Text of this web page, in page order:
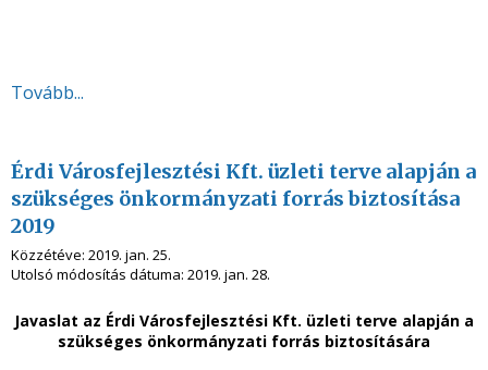
Tovább...
Érdi Városfejlesztési Kft. üzleti terve alapján a
szükséges önkormányzati forrás biztosítása
2019
Közzétéve: 2019. jan. 25.
Utolsó módosítás dátuma: 2019. jan. 28.
Javaslat az Érdi Városfejlesztési Kft. üzleti terve alapján a
szükséges önkormányzati forrás biztosítására